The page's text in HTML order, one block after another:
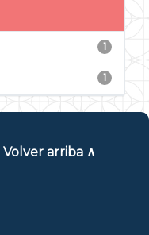
1
1
Volver arriba ∧